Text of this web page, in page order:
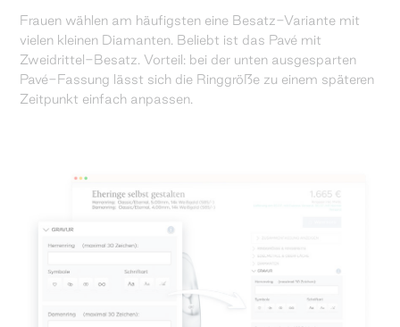
Frauen wählen am häufigsten eine Besatz-Variante mit
vielen kleinen Diamanten. Beliebt ist das Pavé mit
Zweidrittel-Besatz. Vorteil: bei der unten ausgesparten
Pavé-Fassung lässt sich die Ringgröße zu einem späteren
Zeitpunkt einfach anpassen.